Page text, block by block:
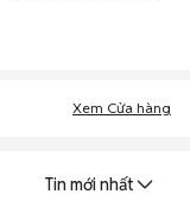
Xem Cửa hàng
Tin mới nhất